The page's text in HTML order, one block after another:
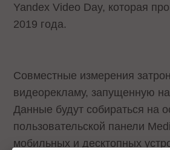
Yandex Video Day, которая
2019 года.
Совместные измерения
видеорекламу, запущенную
Данные будут собираться на
пользовательской панели
мобильных и десктопных